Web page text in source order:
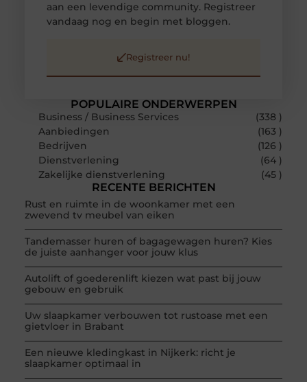
POPULAIRE ONDERWERPEN
Business / Business Services
(338 )
Aanbiedingen
(163 )
Bedrijven
(126 )
Dienstverlening
(64 )
Zakelijke dienstverlening
(45 )
RECENTE BERICHTEN
Rust en ruimte in de woonkamer met een
zwevend tv meubel van eiken
Tandemasser huren of bagagewagen huren? Kies
de juiste aanhanger voor jouw klus
Autolift of goederenlift kiezen wat past bij jouw
gebouw en gebruik
Uw slaapkamer verbouwen tot rustoase met een
gietvloer in Brabant
Een nieuwe kledingkast in Nijkerk: richt je
slaapkamer optimaal in
aan een levendige community. Registreer
vandaag nog en begin met bloggen.
Registreer nu!